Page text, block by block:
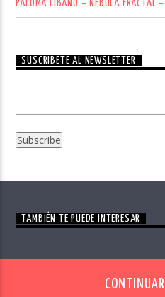
PALOMA LÍBANO – NEBULA FRACTÄL –
SUSCRÍBETE AL NEWSLETTER
TAMBIÉN TE PUEDE INTERESAR